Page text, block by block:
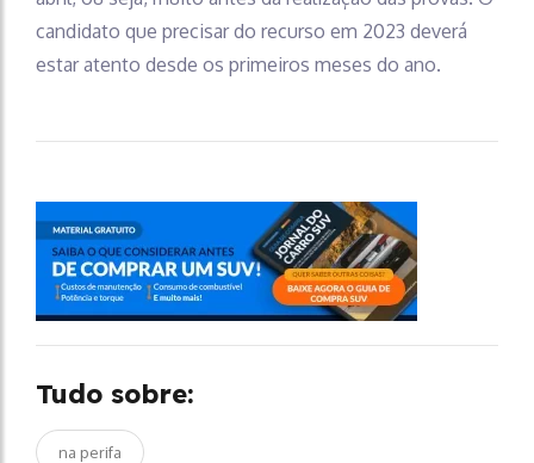
candidato que precisar do recurso em 2023 deverá
estar atento desde os primeiros meses do ano.
Tudo sobre:
na perifa